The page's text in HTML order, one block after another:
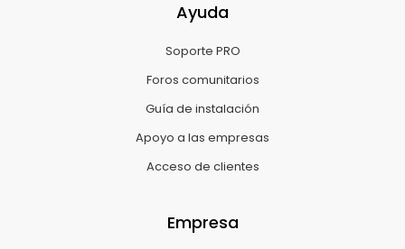
Ayuda
Soporte PRO
Foros comunitarios
Guía de instalación
Apoyo a las empresas
Acceso de clientes
Empresa